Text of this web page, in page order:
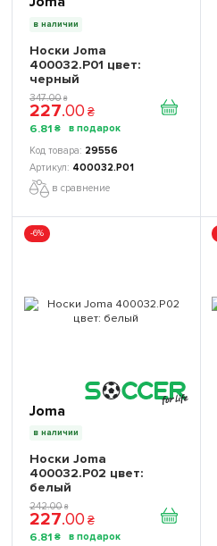
в наличии
Носки Joma
400032.P01 цвет:
черный
347.00 ₴
227.00 ₴
6.81 ₴
29556
400032.P01
в сравнение
-6%
Joma
в наличии
Носки Joma
400032.P02 цвет:
белый
242.00 ₴
227.00 ₴
6.81 ₴